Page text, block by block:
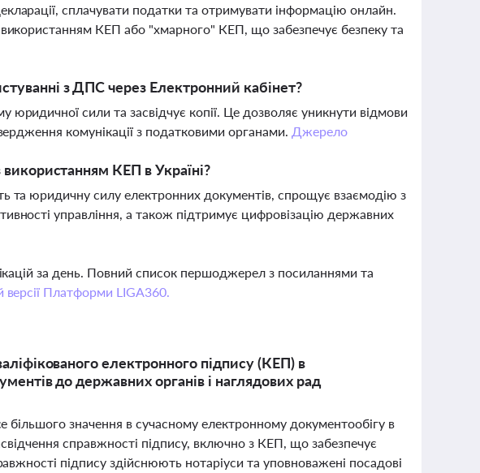
сплачувати податки та отримувати інформацію онлайн.
використанням КЕП або "хмарного" КЕП, що забезпечує безпеку та
з ДПС через Електронний кабінет?
сили та засвідчує копії. Це дозволяє уникнути відмови
комунікації з податковими органами. Джерело
використанням КЕП в Україні?
та юридичну силу електронних документів, спрощує взаємодію з
управління, а також підтримує цифровізацію державних
за день. Повний список першоджерел з посиланнями та
версії Платформи LIGA360.
електронного підпису (КЕП) в
до державних органів і наглядових рад
більшого значення в сучасному електронному документообігу в
справжності підпису, включно з КЕП, що забезпечує
підпису здійснюють нотаріуси та уповноважені посадові